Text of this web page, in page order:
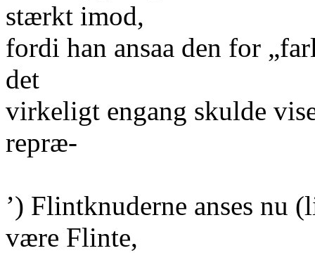
stærkt imod,
fordi han ansaa den for
det
virkeligt engang skulde
repræ-
’) Flintknuderne anses nu
være Flinte,